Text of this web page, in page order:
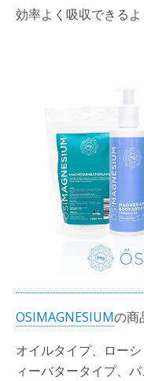
効率よく吸収できるよ
OSIMAGNESIUMの商
オイルタイプ、ロー
ィーバタータイプ、